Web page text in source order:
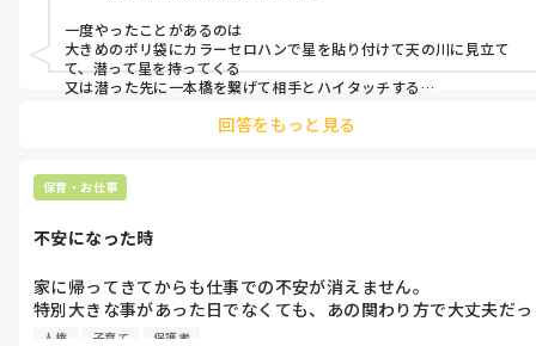
一度やったことがあるのは
大きめのポリ袋にカラーセロハンで星を貼り付けて天の川に見立て
て、潜って星を持ってくる
又は潜った先に一本橋を繋げて相手とハイタッチする
運動会も見越してそれっぽいことを💭
回答をもっと見る
保育・お仕事
不安になった時
家に帰ってきてからも仕事での不安が消えません。
特別大きな事があった日でなくても、あの関わり方で大丈夫だっ
たかな、もっと良い言葉があったよな、保護者の方からの苦情は
人権 子育て 保護者